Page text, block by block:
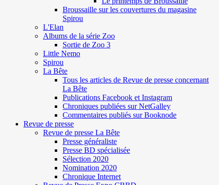
Broussaille sur les couvertures du magasine
Spirou
L'Elan
Albums de la série Zoo
Sortie de Zoo 3
Little Nemo
Spirou
La Bête
Tous les articles de Revue de presse concernant
La Bête
Publications Facebook et Instagram
Chroniques publiées sur NetGalley
Commentaires publiés sur Booknode
Revue de presse
Revue de presse La Bête
Presse généraliste
Presse BD spécialisée
Sélection 2020
Nomination 2020
Chronique Internet